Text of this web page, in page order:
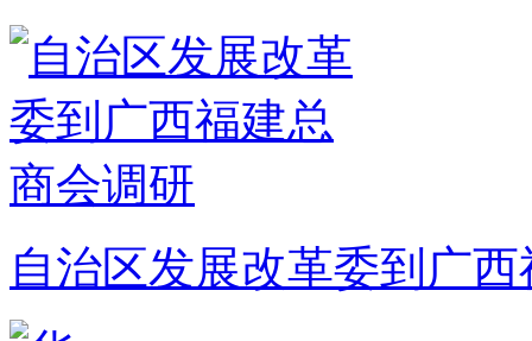
自治区发展改革委到广